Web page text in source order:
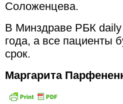
Соложенцева.
В Минздраве РБК daily
года, а все пациенты
срок.
Маргарита